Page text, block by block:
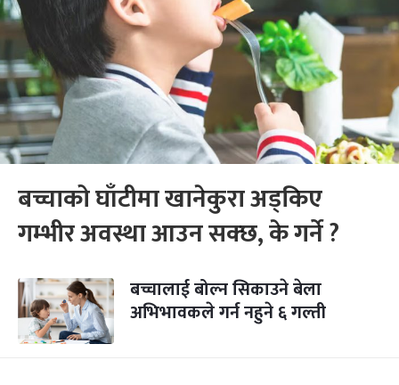
बच्चाको घाँटीमा खानेकुरा अड्किए
गम्भीर अवस्था आउन सक्छ, के गर्ने ?
बच्चालाई बोल्न सिकाउने बेला
अभिभावकले गर्न नहुने ६ गल्ती